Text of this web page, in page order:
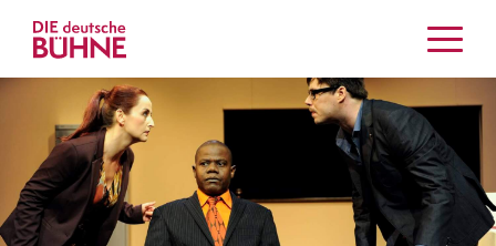
Kritiken
Schauspiel
Musiktheater
Tanz
Crossover